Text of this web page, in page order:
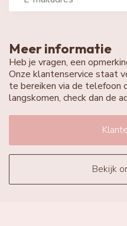
Meer informatie
Heb je vragen, een
Onze klantenservice staat
te bereiken via de telefoon
langskomen, check dan de
Bekijk